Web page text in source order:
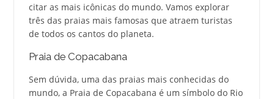
citar as mais icônicas do mundo. Vamos explorar
três das praias mais famosas que atraem turistas
de todos os cantos do planeta.
Praia de Copacabana
Sem dúvida, uma das praias mais conhecidas do
mundo, a Praia de Copacabana é um símbolo do Rio